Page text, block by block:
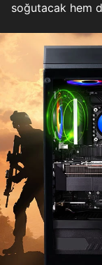
soğutacak hem